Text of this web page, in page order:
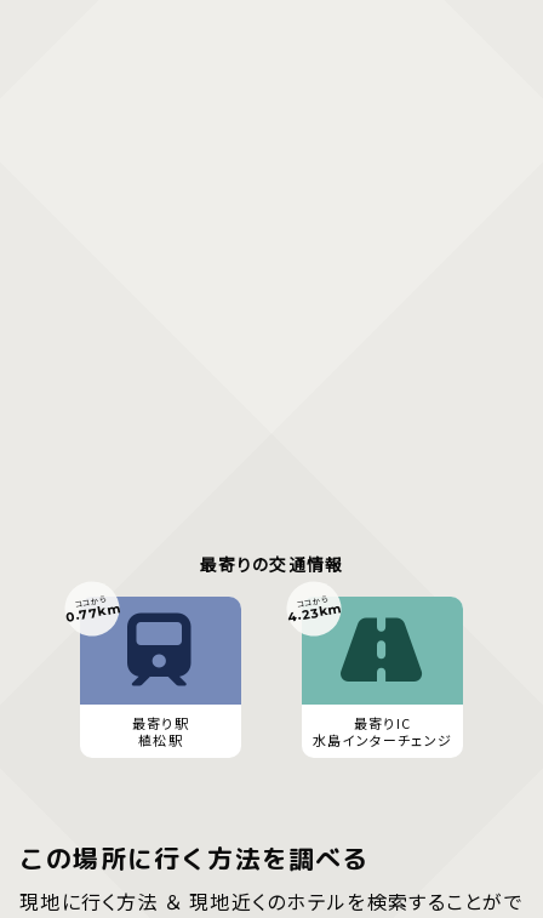
最寄りの交通情報
最寄り駅
植松駅
ココから
0.77km
最寄りIC
水島インターチェンジ
ココから
4.23km
この場所に行く方法を調べる
現地に行く方法 ＆ 現地近くのホテルを検索することがで